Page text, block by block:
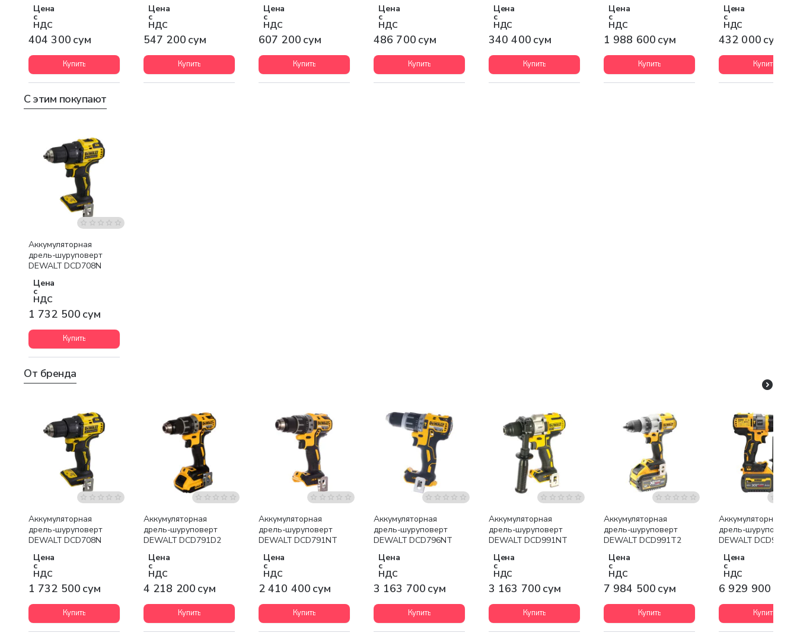
Цена
с
НДС
404 300 сум
Купить
Цена
с
НДС
547 200 сум
Купить
Цена
с
НДС
607 200 сум
Купить
Цена
с
НДС
486 700 сум
Купить
Цена
с
НДС
340 400 сум
Купить
Цена
с
НДС
1 988 600 сум
Купить
Цена
с
НДС
432 000 сум
Купить
С этим покупают
Аккумуляторная
дрель-шуруповерт
DEWALT DCD708N
Цена
с
НДС
1 732 500 сум
Купить
От бренда
Аккумуляторная
дрель-шуруповерт
DEWALT DCD708N
Цена
с
НДС
1 732 500 сум
Купить
Аккумуляторная
дрель-шуруповерт
DEWALT DCD791D2
Цена
с
НДС
4 218 200 сум
Купить
Аккумуляторная
дрель-шуруповерт
DEWALT DCD791NT
Цена
с
НДС
2 410 400 сум
Купить
Аккумуляторная
дрель-шуруповерт
DEWALT DCD796NT
Цена
с
НДС
3 163 700 сум
Купить
Аккумуляторная
дрель-шуруповерт
DEWALT DCD991NT
Цена
с
НДС
3 163 700 сум
Купить
Аккумуляторная
дрель-шуруповерт
DEWALT DCD991T2
Цена
с
НДС
7 984 500 сум
Купить
Аккумуляторная
дрель-шуруповерт
DEWALT DCD999T1
Цена
с
НДС
6 929 900 сум
Купить